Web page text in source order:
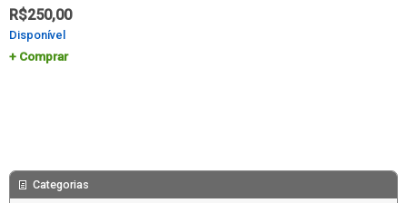
R$250,00
Disponível
Comprar
Categorias